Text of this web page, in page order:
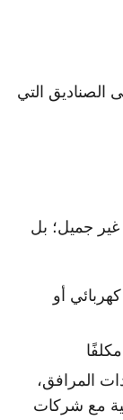
الصناديق التي
غير جميل؛ بل
أو
المرافق،
مع شركات